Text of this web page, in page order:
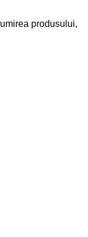
produsului,